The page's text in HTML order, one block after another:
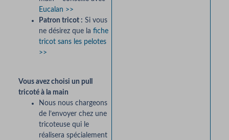
Eucalan >>
Patron tricot : Si vous
ne désirez que la fiche
tricot sans les pelotes
>>
Vous avez choisi un pull
tricoté à la main
Nous nous chargeons
de l’envoyer chez une
tricoteuse qui le
réalisera spécialement